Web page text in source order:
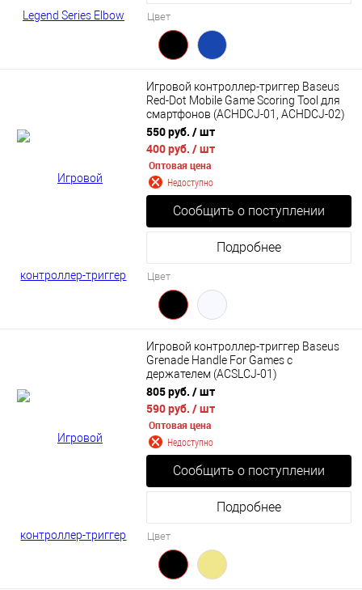
Цвет
Игровой контроллер-триггер Baseus
Red-Dot Mobile Game Scoring Tool для
смартфонов (ACHDCJ-01, ACHDCJ-02)
550 руб. / шт
400 руб. / шт
Оптовая цена
Недоступно
Сообщить о поступлении
Подробнее
Цвет
Игровой контроллер-триггер Baseus
Grenade Handle For Games с
держателем (ACSLCJ-01)
805 руб. / шт
590 руб. / шт
Оптовая цена
Недоступно
Сообщить о поступлении
Подробнее
Цвет